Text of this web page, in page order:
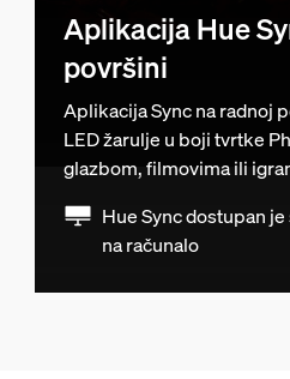
Aplikacija Hue
površini
Aplikacija Sync na radnoj
LED žarulje u boji tvrtke
glazbom, filmovima ili
Hue Sync dostupan
na računalo